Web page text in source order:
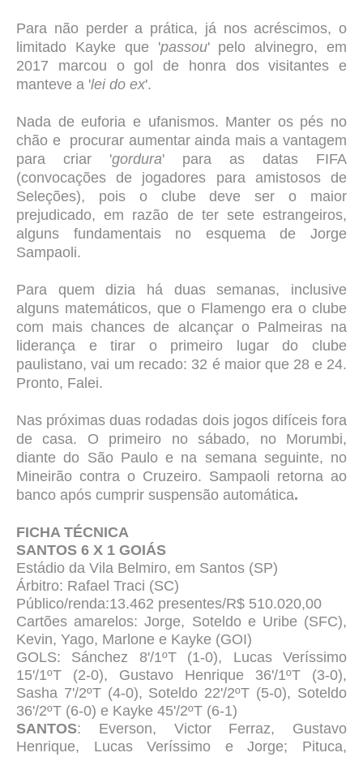
Para não perder a prática, já nos acréscimos, o
limitado Kayke que 'passou' pelo alvinegro, em
2017 marcou o gol de honra dos visitantes e
manteve a 'lei do ex'.
Nada de euforia e ufanismos. Manter os pés no
chão e procurar aumentar ainda mais a vantagem
para criar 'gordura' para as datas FIFA
(convocações de jogadores para amistosos de
Seleções), pois o clube deve ser o maior
prejudicado, em razão de ter sete estrangeiros,
alguns fundamentais no esquema de Jorge
Sampaoli.
Para quem dizia há duas semanas, inclusive
alguns matemáticos, que o Flamengo era o clube
com mais chances de alcançar o Palmeiras na
liderança e tirar o primeiro lugar do clube
paulistano, vai um recado: 32 é maior que 28 e 24.
Pronto, Falei.
Nas próximas duas rodadas dois jogos difíceis fora
de casa. O primeiro no sábado, no Morumbi,
diante do São Paulo e na semana seguinte, no
Mineirão contra o Cruzeiro. Sampaoli retorna ao
banco após cumprir suspensão automática.
FICHA TÉCNICA
SANTOS 6 X 1 GOIÁS
Estádio da Vila Belmiro, em Santos (SP)
Árbitro: Rafael Traci (SC)
Público/renda:13.462 presentes/R$ 510.020,00
Cartões amarelos: Jorge, Soteldo e Uribe (SFC),
Kevin, Yago, Marlone e Kayke (GOI)
GOLS: Sánchez 8'/1ºT (1-0), Lucas Veríssimo
15'/1ºT (2-0), Gustavo Henrique 36'/1ºT (3-0),
Sasha 7'/2ºT (4-0), Soteldo 22'/2ºT (5-0), Soteldo
36'/2ºT (6-0) e Kayke 45'/2ºT (6-1)
SANTOS: Everson, Victor Ferraz, Gustavo
Henrique, Lucas Veríssimo e Jorge; Pituca,